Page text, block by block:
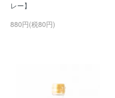
レー】
880円(税80円)